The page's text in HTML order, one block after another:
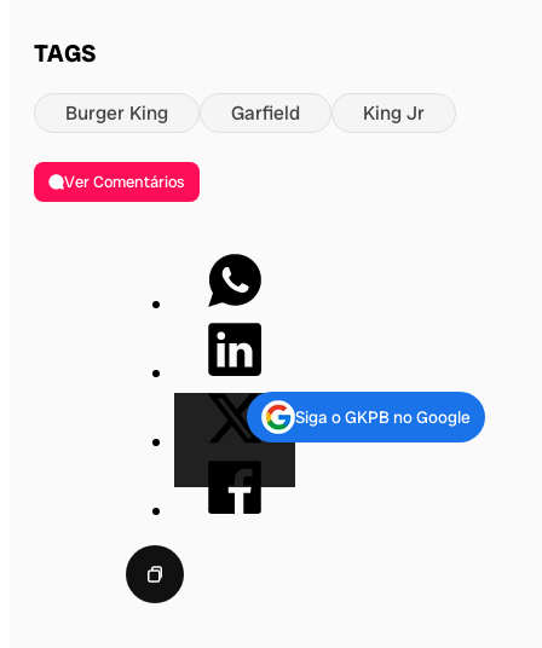
TAGS
Burger King Garfield King Jr
Ver Comentários
Siga o GKPB no Google